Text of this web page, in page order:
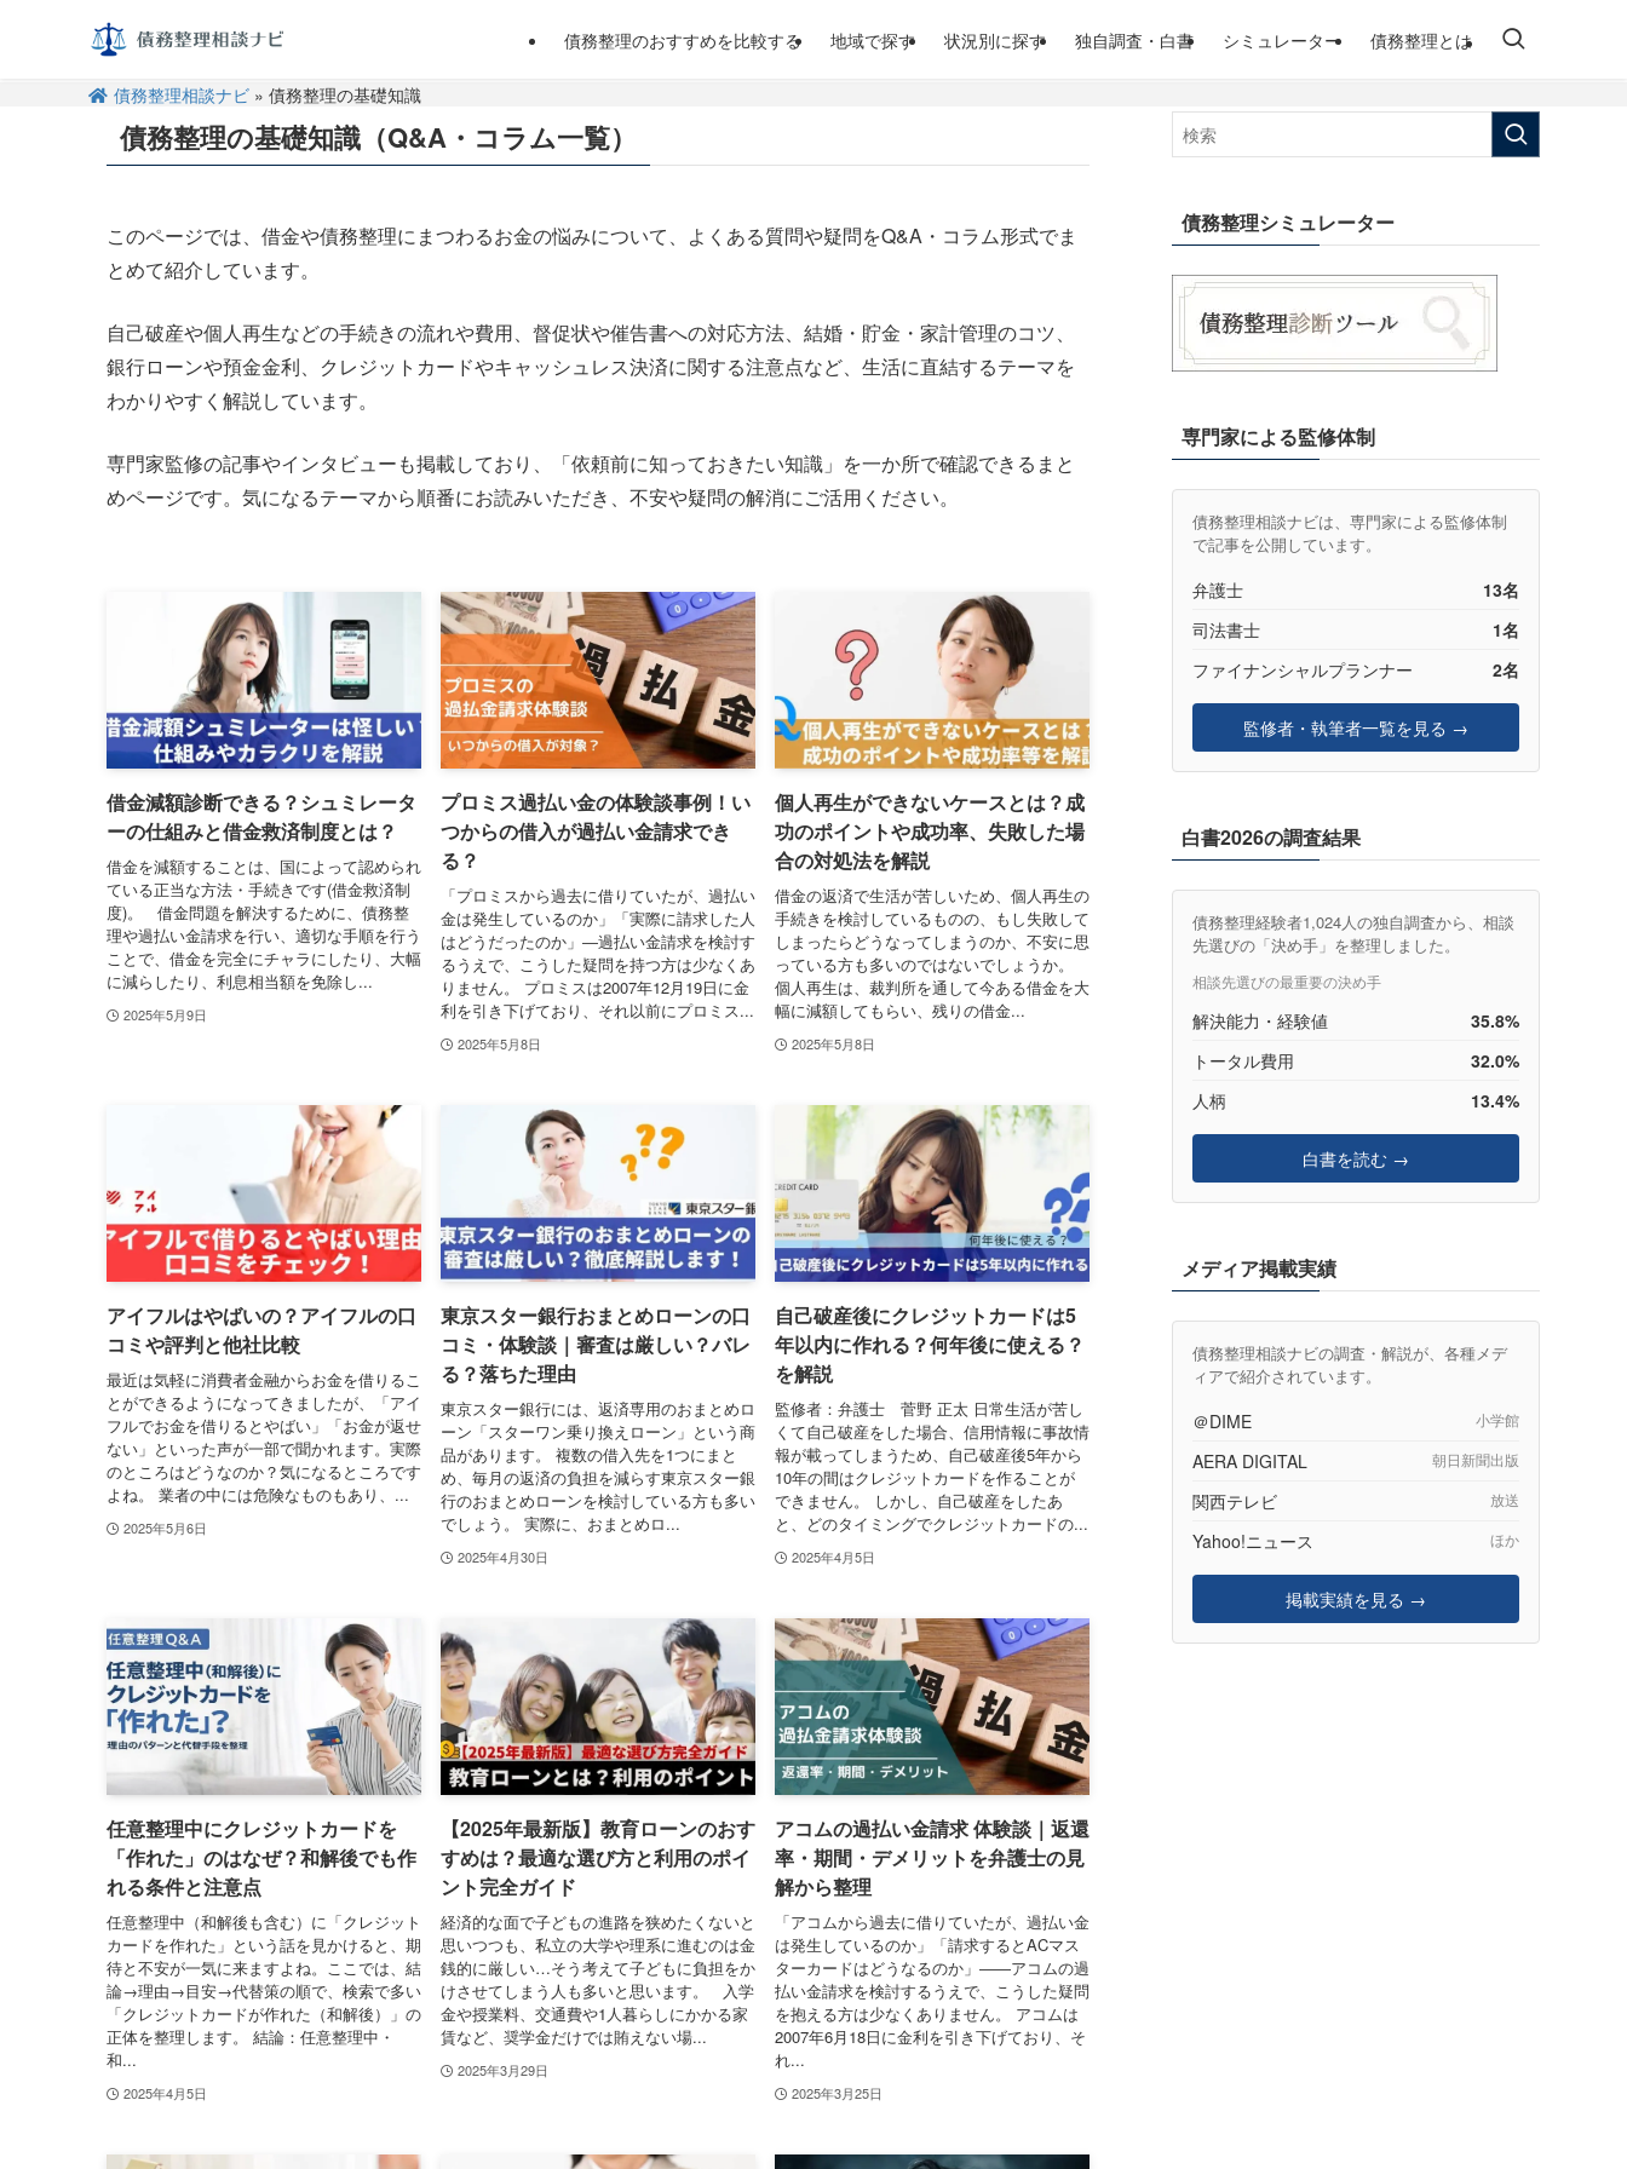
債務整理のおすすめを比較する 地域で探す 状況別に探す 独自調査・白書 シミュレーター 債務整理とは
債務整理相談ナビ» 債務整理の基礎知識
債務整理の基礎知識（Q&A・コラム一覧）
このページでは、借金や債務整理にまつわるお金の悩みについて、よくある質問や疑問をQ&A・コラム形式でま
とめて紹介しています。
自己破産や個人再生などの手続きの流れや費用、督促状や催告書への対応方法、結婚・貯金・家計管理のコツ、
銀行ローンや預金金利、クレジットカードやキャッシュレス決済に関する注意点など、生活に直結するテーマを
わかりやすく解説しています。
専門家監修の記事やインタビューも掲載しており、「依頼前に知っておきたい知識」を一か所で確認できるまと
めページです。気になるテーマから順番にお読みいただき、不安や疑問の解消にご活用ください。
借金減額診断できる？シュミレータ
ーの仕組みと借金救済制度とは？
借金を減額することは、国によって認められ
ている正当な方法・手続きです(借金救済制
度)。 借金問題を解決するために、債務整
理や過払い金請求を行い、適切な手順を行う
ことで、借金を完全にチャラにしたり、大幅
に減らしたり、利息相当額を免除し...
2025年5月9日
プロミス過払い金の体験談事例！い
つからの借入が過払い金請求でき
る？
「プロミスから過去に借りていたが、過払い
金は発生しているのか」「実際に請求した人
はどうだったのか」―過払い金請求を検討す
るうえで、こうした疑問を持つ方は少なくあ
りません。 プロミスは2007年12月19日に金
利を引き下げており、それ以前にプロミス...
2025年5月8日
個人再生ができないケースとは？成
功のポイントや成功率、失敗した場
合の対処法を解説
借金の返済で生活が苦しいため、個人再生の
手続きを検討しているものの、もし失敗して
しまったらどうなってしまうのか、不安に思
っている方も多いのではないでしょうか。
個人再生は、裁判所を通して今ある借金を大
幅に減額してもらい、残りの借金...
2025年5月8日
アイフルはやばいの？アイフルの口
コミや評判と他社比較
最近は気軽に消費者金融からお金を借りるこ
とができるようになってきましたが、「アイ
フルでお金を借りるとやばい」「お金が返せ
ない」といった声が一部で聞かれます。実際
のところはどうなのか？気になるところです
よね。 業者の中には危険なものもあり、...
2025年5月6日
東京スター銀行おまとめローンの口
コミ・体験談｜審査は厳しい？バレ
る？落ちた理由
東京スター銀行には、返済専用のおまとめロ
ーン「スターワン乗り換えローン」という商
品があります。 複数の借入先を1つにまと
め、毎月の返済の負担を減らす東京スター銀
行のおまとめローンを検討している方も多い
でしょう。 実際に、おまとめロ...
2025年4月30日
自己破産後にクレジットカードは5
年以内に作れる？何年後に使える？
を解説
監修者：弁護士 菅野 正太 日常生活が苦し
くて自己破産をした場合、信用情報に事故情
報が載ってしまうため、自己破産後5年から
10年の間はクレジットカードを作ることが
できません。 しかし、自己破産をしたあ
と、どのタイミングでクレジットカードの...
2025年4月5日
任意整理中にクレジットカードを
「作れた」のはなぜ？和解後でも作
れる条件と注意点
任意整理中（和解後も含む）に「クレジット
カードを作れた」という話を見かけると、期
待と不安が一気に来ますよね。ここでは、結
論→理由→目安→代替策の順で、検索で多い
「クレジットカードが作れた（和解後）」の
正体を整理します。 結論：任意整理中・
和...
2025年4月5日
【2025年最新版】教育ローンのおす
すめは？最適な選び方と利用のポイ
ント完全ガイド
経済的な面で子どもの進路を狭めたくないと
思いつつも、私立の大学や理系に進むのは金
銭的に厳しい…そう考えて子どもに負担をか
けさせてしまう人も多いと思います。 入学
金や授業料、交通費や1人暮らしにかかる家
賃など、奨学金だけでは賄えない場...
2025年3月29日
アコムの過払い金請求 体験談｜返還
率・期間・デメリットを弁護士の見
解から整理
「アコムから過去に借りていたが、過払い金
は発生しているのか」「請求するとACマス
ターカードはどうなるのか」――アコムの過
払い金請求を検討するうえで、こうした疑問
を抱える方は少なくありません。 アコムは
2007年6月18日に金利を引き下げており、そ
れ...
2025年3月25日
債務整理シミュレーター
専門家による監修体制
債務整理相談ナビは、専門家による監修体制
で記事を公開しています。
弁護士
13名
司法書士
1名
ファイナンシャルプランナー
2名
監修者・執筆者一覧を見る →
白書2026の調査結果
債務整理経験者1,024人の独自調査から、相談
先選びの「決め手」を整理しました。
相談先選びの最重要の決め手
解決能力・経験値
35.8%
トータル費用
32.0%
人柄
13.4%
白書を読む →
メディア掲載実績
債務整理相談ナビの調査・解説が、各種メデ
ィアで紹介されています。
＠DIME 小学館
AERA DIGITAL 朝日新聞出版
関西テレビ 放送
Yahoo!ニュース ほか
掲載実績を見る →